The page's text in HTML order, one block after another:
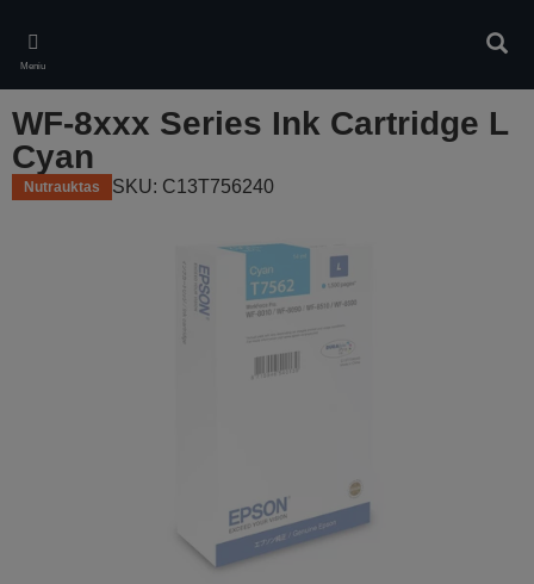
main
content
Meniu
WF-8xxx Series Ink Cartridge L
Cyan
Nutrauktas SKU: C13T756240